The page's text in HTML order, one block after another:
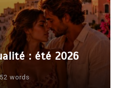
: été 2026
words